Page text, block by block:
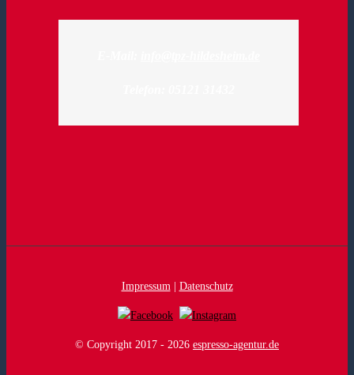
Impressum | Datenschutz
© Copyright 2017 - 2026 espresso-agentur.de